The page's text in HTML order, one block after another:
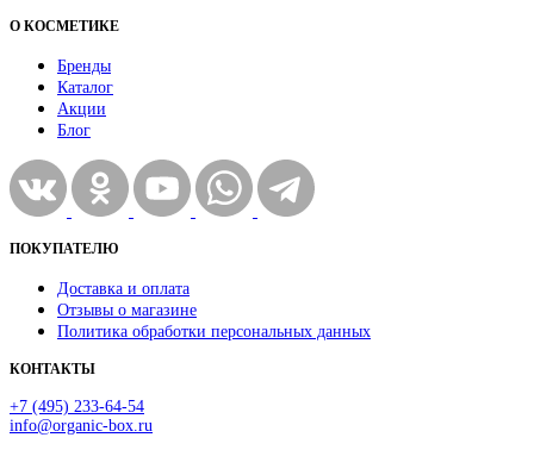
О КОСМЕТИКЕ
Бренды
Каталог
Акции
Блог
ПОКУПАТЕЛЮ
Доставка и оплата
Отзывы о магазине
Политика обработки персональных данных
КОНТАКТЫ
+7 (495) 233-64-54
info@organic-box.ru